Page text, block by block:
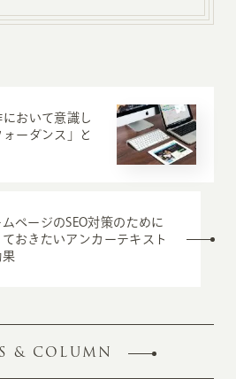
おいて意識し
ーダンス」と
ムページのSEO対策のために
おきたいアンカーテキスト
果
& COLUMN